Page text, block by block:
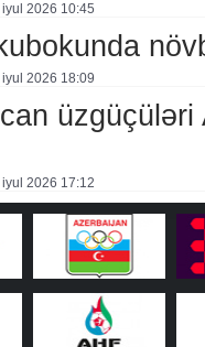
i̇yul 2026 10:45
i̇yul 2026 18:09
üzgüçüləri
i̇yul 2026 17:12